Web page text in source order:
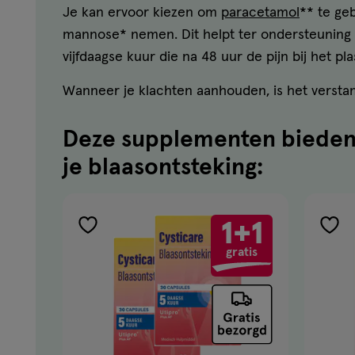
Je kan ervoor kiezen om paracetamol ** te
mannose* nemen. Dit helpt ter
vijfdaagse kuur die na 48 uur de pijn bij het
Wanneer je klachten aanhouden, is het
Deze supplementen
je blaasontsteking:
1+1
gratis
toevoegen
verlanglijst